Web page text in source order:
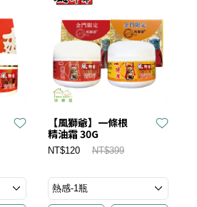
【風獅爺】一條根
精油霜 30G
NT$120 NT$399